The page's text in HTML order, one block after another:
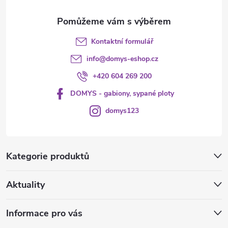
Kategorie produktů
Aktuality
Informace pro vás
Kontaktní formulář
info@domys-eshop.cz
+420 604 269 200
DOMYS - gabiony, sypané ploty
domys123